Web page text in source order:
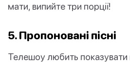
мати, випийте три порції!
5. Пропоновані пісні
Телешоу любить показувати